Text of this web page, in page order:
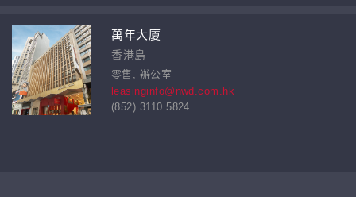
萬年大廈
香港島
零售, 辦公室
leasinginfo@nwd.com.hk
(852) 3110 5824